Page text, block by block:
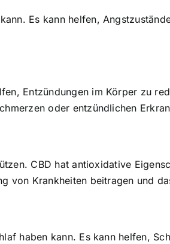
Es kann helfen,
Entzündungen im Körper zu
oder entzündlichen
CBD hat antioxidative
von Krankheiten beitragen und
haben kann. Es kann helfen,